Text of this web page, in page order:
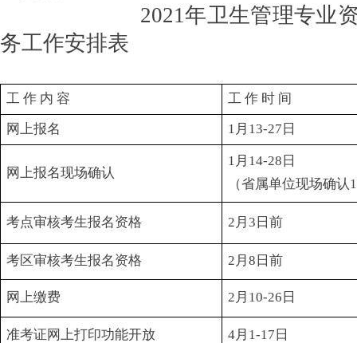
2021年卫生管理专业资格
务工作安排表
工 作 内 容
工 作 时 间
网上报名
1月13-27日
网上报名现场确认
1月14-28日
（省属单位现场确认
考点审核考生报名资格 2月3日前
考区审核考生报名资格 2月8日前
网上缴费 2月10-26日
准考证网上打印功能开放 4月1-17日